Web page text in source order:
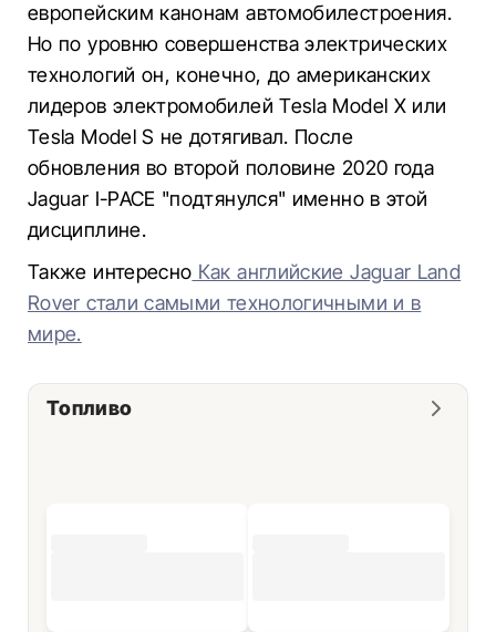
европейским канонам автомобилестроения.
Но по уровню совершенства электрических
технологий он, конечно, до американских
лидеров электромобилей Tesla Model X или
Tesla Model S не дотягивал. После
обновления во второй половине 2020 года
Jaguar I-PACE "подтянулся" именно в этой
дисциплине.
Также интересно Как английские Jaguar Land
Rover стали самыми технологичными и в
мире.
Топливо